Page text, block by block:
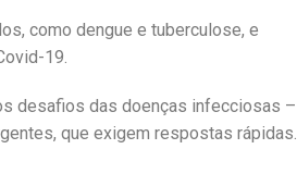
como dengue e tuberculose, e
19.
desafios das doenças infecciosas –
que exigem respostas rápidas.